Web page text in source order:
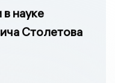
науке
Столетова